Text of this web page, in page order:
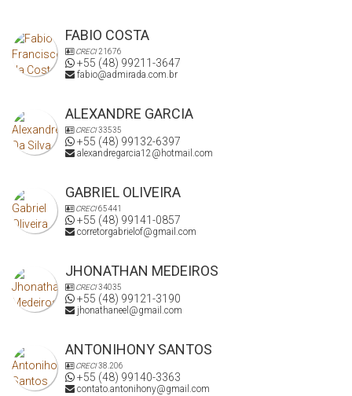
Temos muitas novidades para você.
FABIO COSTA
CRECI21676
+55 (48) 99211-3647
fabio@admirada.com.br
ALEXANDRE GARCIA
CRECI33535
+55 (48) 99132-6397
alexandregarcia12@hotmail.com
GABRIEL OLIVEIRA
CRECI65441
+55 (48) 99141-0857
corretorgabrielof@gmail.com
JHONATHAN MEDEIROS
CRECI34035
+55 (48) 99121-3190
jhonathaneel@gmail.com
ANTONIHONY SANTOS
CRECI38.206
+55 (48) 99140-3363
contato.antonihony@gmail.com